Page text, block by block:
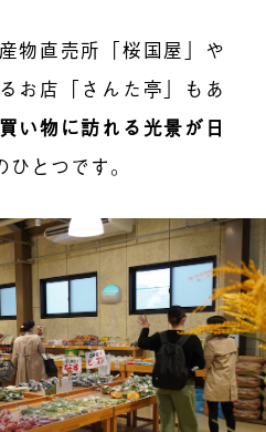
物直売所「桜国屋」や
お店「さんた亭」もあ
い物に訪れる光景が日
とつです。